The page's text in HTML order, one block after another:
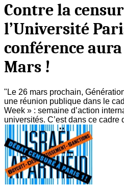
Contre la
l’Université
conférence
Mars !
"Le 26 mars prochain,
une réunion publique dans le
Week » : semaine d’action
universités. C’est dans ce cadre